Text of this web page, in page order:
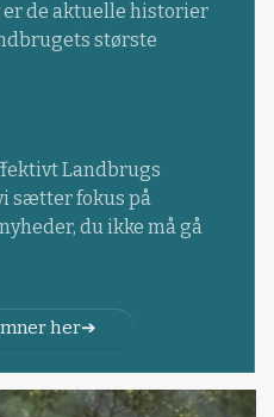
de aktuelle historier
største
Landbrugs
sætter fokus på
du ikke må gå
her